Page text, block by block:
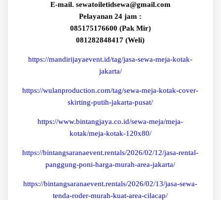
E-mail. sewatoiletidsewa@gmail.com
Pelayanan 24 jam :
085175176600 (Pak Mir)
081282848417 (Weli)
https://mandirijayaevent.id/tag/jasa-sewa-meja-kotak-
jakarta/
https://wulanproduction.com/tag/sewa-meja-kotak-cover-
skirting-putih-jakarta-pusat/
https://www.bintangjaya.co.id/sewa-meja/meja-
kotak/meja-kotak-120x80/
https://bintangsaranaevent.rentals/2026/02/12/jasa-rental-
panggung-poni-harga-murah-area-jakarta/
https://bintangsaranaevent.rentals/2026/02/13/jasa-sewa-
tenda-roder-murah-kuat-area-cilacap/